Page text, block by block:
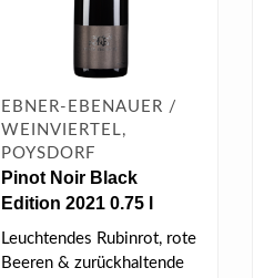
EBNER-EBENAUER /
WEINVIERTEL,
POYSDORF
Pinot Noir Black
Edition 2021 0.75 l
Leuchtendes Rubinrot, rote
Beeren & zurückhaltende